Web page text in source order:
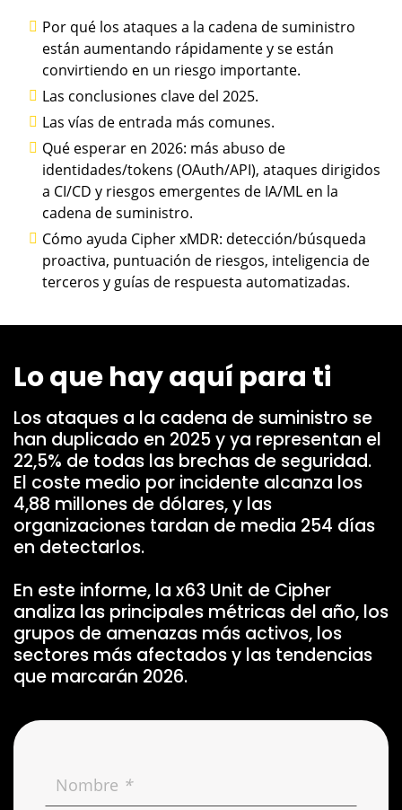
Por qué los ataques a la cadena de suministro
están aumentando rápidamente y se están
convirtiendo en un riesgo importante.
Las conclusiones clave del 2025.
Las vías de entrada más comunes.
Qué esperar en 2026: más abuso de
identidades/tokens (OAuth/API), ataques dirigidos
a CI/CD y riesgos emergentes de IA/ML en la
cadena de suministro.
Cómo ayuda Cipher xMDR: detección/búsqueda
proactiva, puntuación de riesgos, inteligencia de
terceros y guías de respuesta automatizadas.
Lo que hay aquí para ti
Los ataques a la cadena de suministro se
han duplicado en 2025 y ya representan el
22,5% de todas las brechas de seguridad.
El coste medio por incidente alcanza los
4,88 millones de dólares, y las
organizaciones tardan de media 254 días
en detectarlos.
En este informe, la x63 Unit de Cipher
analiza las principales métricas del año, los
grupos de amenazas más activos, los
sectores más afectados y las tendencias
que marcarán 2026.
Nombre *